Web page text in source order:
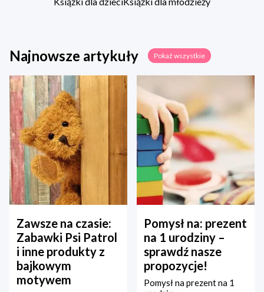
Najnowsze artykuły Pokaż wszystkie
Zawsze na czasie:
Zabawki Psi Patrol
i inne produkty z
bajkowym
motywem
Pomysł na: prezent
na 1 urodziny –
sprawdź nasze
propozycje!
Pomysł na prezent na 1